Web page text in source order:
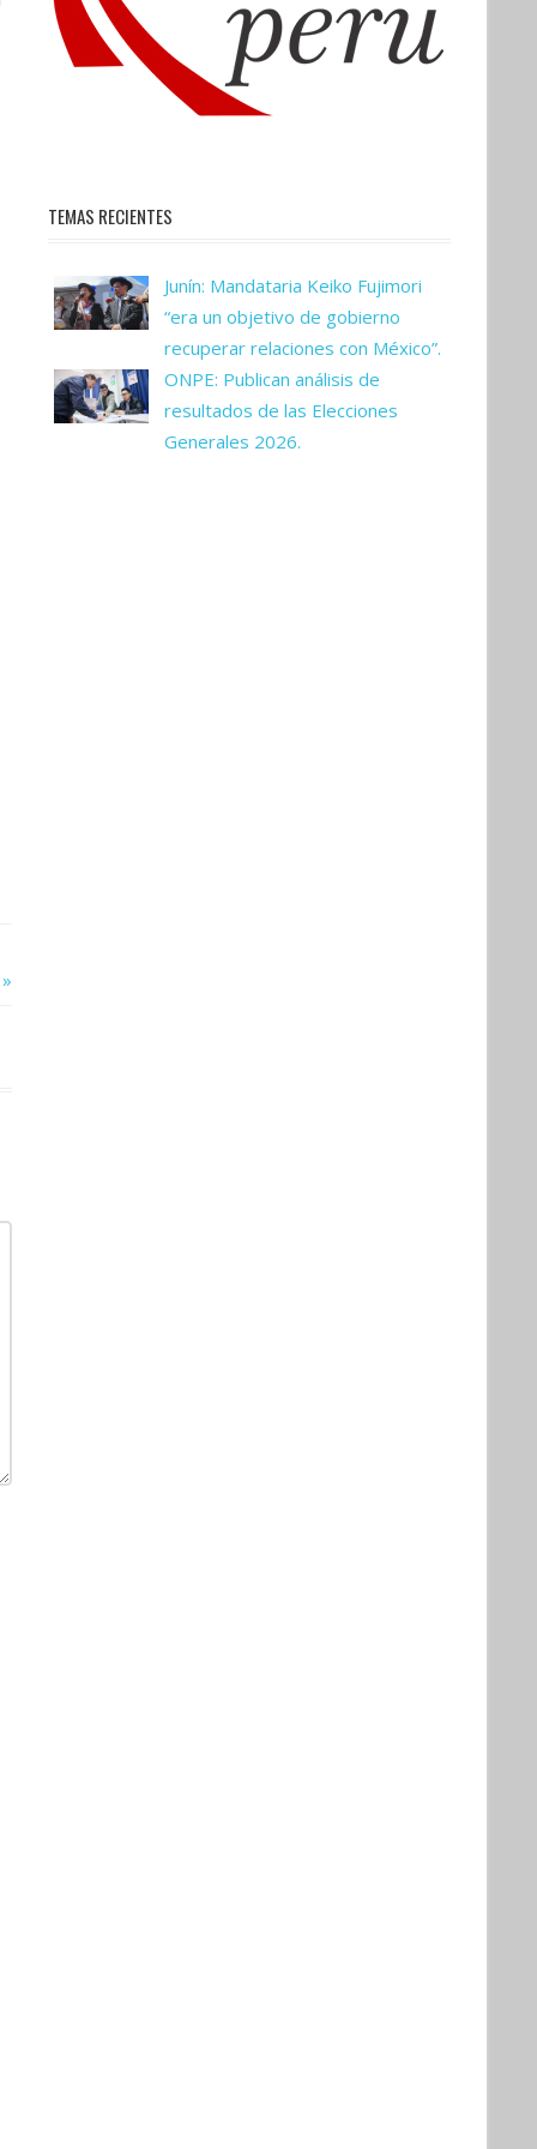
TEMAS RECIENTES
Junín: Mandataria Keiko Fujimori
“era un objetivo de gobierno
recuperar relaciones con México”.
ONPE: Publican análisis de
resultados de las Elecciones
Generales 2026.